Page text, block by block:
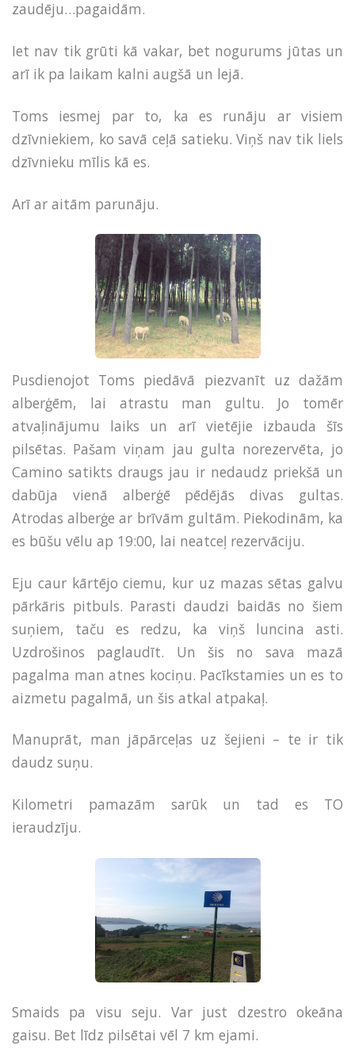
zaudēju…pagaidām.
Iet nav tik grūti kā vakar, bet nogurums jūtas un
arī ik pa laikam kalni augšā un lejā.
Toms iesmej par to, ka es runāju ar visiem
dzīvniekiem, ko savā ceļā satieku. Viņš nav tik liels
dzīvnieku mīlis kā es.
Arī ar aitām parunāju.
Pusdienojot Toms piedāvā piezvanīt uz dažām
alberģēm, lai atrastu man gultu. Jo tomēr
atvaļinājumu laiks un arī vietējie izbauda šīs
pilsētas. Pašam viņam jau gulta norezervēta, jo
Camino satikts draugs jau ir nedaudz priekšā un
dabūja vienā alberģē pēdējās divas gultas.
Atrodas alberģe ar brīvām gultām. Piekodinām, ka
es būšu vēlu ap 19:00, lai neatceļ rezervāciju.
Eju caur kārtējo ciemu, kur uz mazas sētas galvu
pārkāris pitbuls. Parasti daudzi baidās no šiem
suņiem, taču es redzu, ka viņš luncina asti.
Uzdrošinos paglaudīt. Un šis no sava mazā
pagalma man atnes kociņu. Pacīkstamies un es to
aizmetu pagalmā, un šis atkal atpakaļ.
Manuprāt, man jāpārceļas uz šejieni – te ir tik
daudz suņu.
Kilometri pamazām sarūk un tad es TO
ieraudzīju.
Smaids pa visu seju. Var just dzestro okeāna
gaisu. Bet līdz pilsētai vēl 7 km ejami.